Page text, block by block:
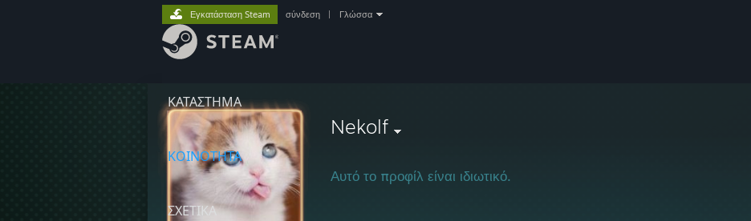
ΚΑΤΑΣΤΗΜΑ
ΚΟΙΝΟΤΗΤΑ
ΣΧΕΤΙΚΆ
Εγκατάσταση Steam σύνδεση Γλώσσα
Nekolf
Αυτό το προφίλ είναι ιδιωτικό.